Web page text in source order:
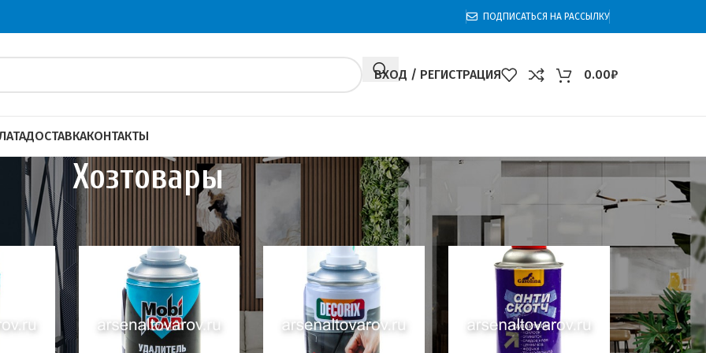
ПОДПИСАТЬСЯ НА РАССЫЛКУ
ВХОД / РЕГИСТРАЦИЯ 0.00₽
ДОСТАВКАКОНТАКТЫ
Хозтовары
60